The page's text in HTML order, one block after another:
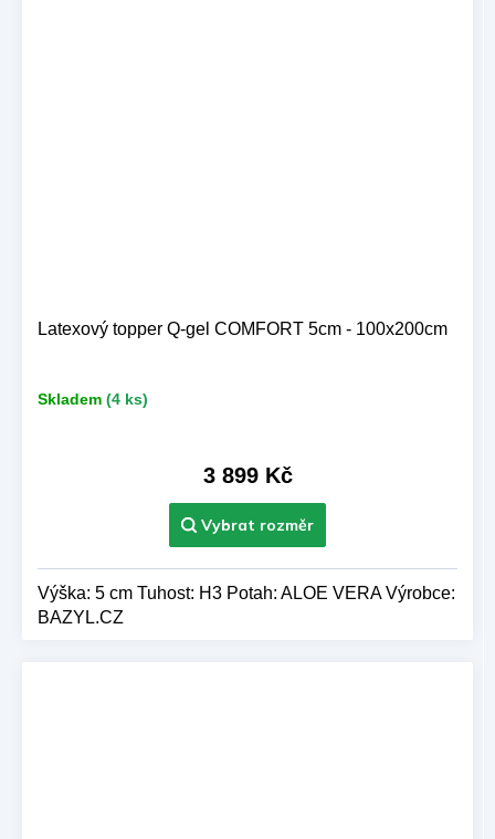
Latexový topper Q-gel COMFORT 5cm - 100x200cm
Skladem (4 ks)
3 899 Kč
Výška: 5 cm Tuhost: H3 Potah: ALOE VERA Výrobce:
BAZYL.CZ